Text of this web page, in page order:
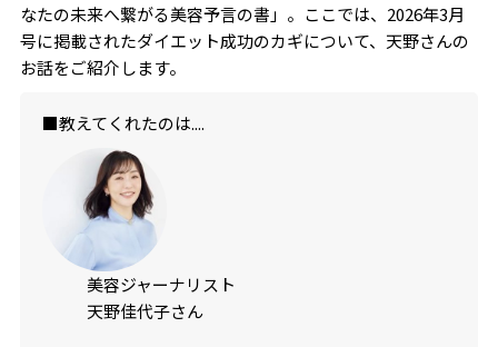
なたの未来へ繋がる美容予言の書」。ここでは、2026年3月
号に掲載されたダイエット成功のカギについて、天野さんの
お話をご紹介します。
■教えてくれたのは....
美容ジャーナリスト
天野佳代子さん